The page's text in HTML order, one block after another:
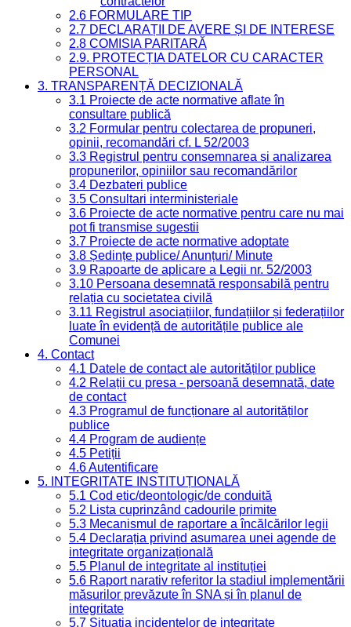
2.6 FORMULARE TIP
2.7 DECLARAȚII DE AVERE ȘI DE INTERESE
2.8 COMISIA PARITARĂ
2.9. PROTECȚIA DATELOR CU CARACTER
PERSONAL
3. TRANSPARENȚĂ DECIZIONALĂ
3.1 Proiecte de acte normative aflate în
consultare publică
3.2 Formular pentru colectarea de propuneri,
opinii, recomandări cf. L 52/2003
3.3 Registrul pentru consemnarea și analizarea
propunerilor, opiniilor sau recomandărilor
3.4 Dezbateri publice
3.5 Consultari interministeriale
3.6 Proiecte de acte normative pentru care nu mai
pot fi transmise sugestii
3.7 Proiecte de acte normative adoptate
3.8 Ședințe publice/ Anunțuri/ Minute
3.9 Rapoarte de aplicare a Legii nr. 52/2003
3.10 Persoana desemnată responsabilă pentru
relația cu societatea civilă
3.11 Registrul asociațiilor, fundațiilor și federațiilor
luate în evidență de autoritățile publice ale
Comunei
4. Contact
4.1 Datele de contact ale autorităților publice
4.2 Relații cu presa - persoană desemnată, date
de contact
4.3 Programul de funcționare al autorităților
publice
4.4 Program de audiențe
4.5 Petiții
4.6 Autentificare
5. INTEGRITATE INSTITUȚIONALĂ
5.1 Cod etic/deontologic/de conduită
5.2 Lista cuprinzând cadourile primite
5.3 Mecanismul de raportare a încălcărilor legii
5.4 Declarația privind asumarea unei agende de
integritate organizațională
5.5 Planul de integritate al instituției
5.6 Raport narativ referitor la stadiul implementării
măsurilor prevăzute în SNA și în planul de
integritate
5.7 Situația incidentelor de integritate